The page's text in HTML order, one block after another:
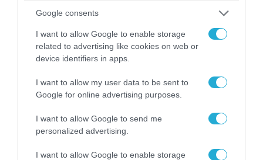
Google consents
I want to allow Google to enable storage
related to advertising like cookies on web or
device identifiers in apps.
I want to allow my user data to be sent to
Google for online advertising purposes.
I want to allow Google to send me
personalized advertising.
I want to allow Google to enable storage
Αυτή την ώρα το τελευταίο «αντίο» στον πρώην
υπουργό Ι.Βαρβιτσιώτη (φωτο)